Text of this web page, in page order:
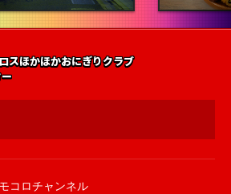
スほかほかおにぎりクラブ
コロチャンネル